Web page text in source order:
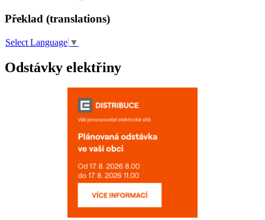
Překlad (translations)
Select Language ▼
Odstávky elektřiny